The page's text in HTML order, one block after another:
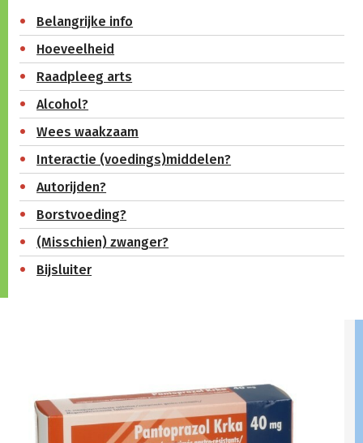
Belangrijke info
Hoeveelheid
Raadpleeg arts
Alcohol?
Wees waakzaam
Interactie (voedings)middelen?
Autorijden?
Borstvoeding?
(Misschien) zwanger?
Bijsluiter